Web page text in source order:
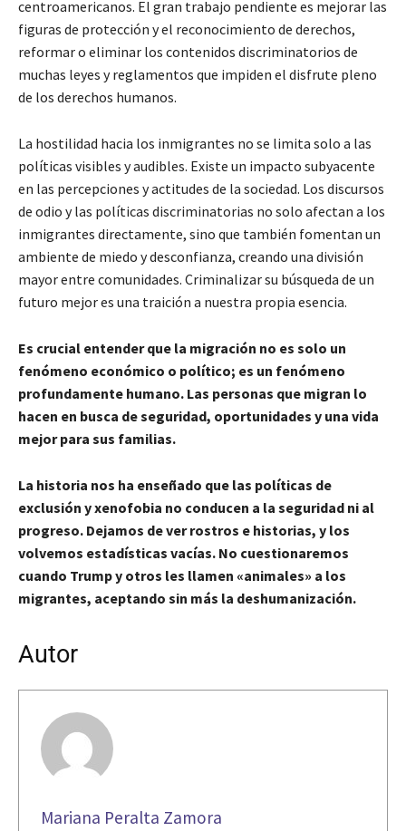
centroamericanos. El gran trabajo pendiente es mejorar las
figuras de protección y el reconocimiento de derechos,
reformar o eliminar los contenidos discriminatorios de
muchas leyes y reglamentos que impiden el disfrute pleno
de los derechos humanos.
La hostilidad hacia los inmigrantes no se limita solo a las
políticas visibles y audibles. Existe un impacto subyacente
en las percepciones y actitudes de la sociedad. Los discursos
de odio y las políticas discriminatorias no solo afectan a los
inmigrantes directamente, sino que también fomentan un
ambiente de miedo y desconfianza, creando una división
mayor entre comunidades. Criminalizar su búsqueda de un
futuro mejor es una traición a nuestra propia esencia.
Es crucial entender que la migración no es solo un
fenómeno económico o político; es un fenómeno
profundamente humano. Las personas que migran lo
hacen en busca de seguridad, oportunidades y una vida
mejor para sus familias.
La historia nos ha enseñado que las políticas de
exclusión y xenofobia no conducen a la seguridad ni al
progreso. Dejamos de ver rostros e historias, y los
volvemos estadísticas vacías. No cuestionaremos
cuando Trump y otros les llamen «animales» a los
migrantes, aceptando sin más la deshumanización.
Autor
Mariana Peralta Zamora